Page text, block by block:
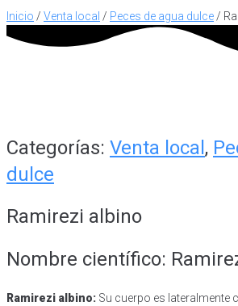
Inicio / Venta local / Peces de agua dulce/
Categorías: Venta local,
dulce
Ramirezi albino
Nombre científico:
Ramirezi albino: Su cuerpo es lateralmente